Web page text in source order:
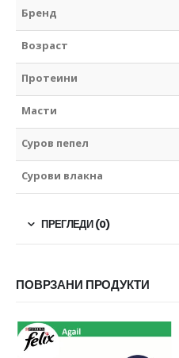
Бренд
Возраст
Протеини
Масти
Суров пепел
Сурови влакна
ПРЕГЛЕДИ (0)
ПОВРЗАНИ ПРОДУКТИ